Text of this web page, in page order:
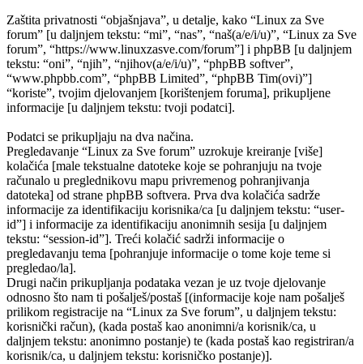
Zaštita privatnosti “objašnjava”, u detalje, kako “Linux za Sve
forum” [u daljnjem tekstu: “mi”, “nas”, “naš(a/e/i/u)”, “Linux za Sve
forum”, “https://www.linuxzasve.com/forum”] i phpBB [u daljnjem
tekstu: “oni”, “njih”, “njihov(a/e/i/u)”, “phpBB softver”,
“www.phpbb.com”, “phpBB Limited”, “phpBB Tim(ovi)”]
“koriste”, tvojim djelovanjem [korištenjem foruma], prikupljene
informacije [u daljnjem tekstu: tvoji podatci].
Podatci se prikupljaju na dva načina.
Pregledavanje “Linux za Sve forum” uzrokuje kreiranje [više]
kolačića [male tekstualne datoteke koje se pohranjuju na tvoje
računalo u preglednikovu mapu privremenog pohranjivanja
datoteka] od strane phpBB softvera. Prva dva kolačića sadrže
informacije za identifikaciju korisnika/ca [u daljnjem tekstu: “user-
id”] i informacije za identifikaciju anonimnih sesija [u daljnjem
tekstu: “session-id”]. Treći kolačić sadrži informacije o
pregledavanju tema [pohranjuje informacije o tome koje teme si
pregledao/la].
Drugi način prikupljanja podataka vezan je uz tvoje djelovanje
odnosno što nam ti pošalješ/postaš [(informacije koje nam pošalješ
prilikom registracije na “Linux za Sve forum”, u daljnjem tekstu:
korisnički račun), (kada postaš kao anonimni/a korisnik/ca, u
daljnjem tekstu: anonimno postanje) te (kada postaš kao registriran/a
korisnik/ca, u daljnjem tekstu: korisničko postanje)].